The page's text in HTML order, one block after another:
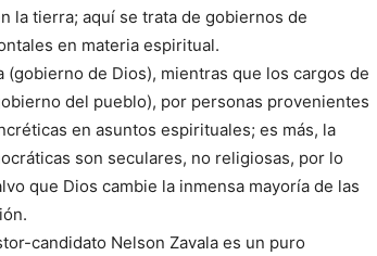
la tierra; aquí se trata de gobiernos de
en materia espiritual.
de Dios), mientras que los cargos de
del pueblo), por personas provenientes
en asuntos espirituales; es más, la
son seculares, no religiosas, por lo
que Dios cambie la inmensa mayoría de las
candidato Nelson Zavala es un puro